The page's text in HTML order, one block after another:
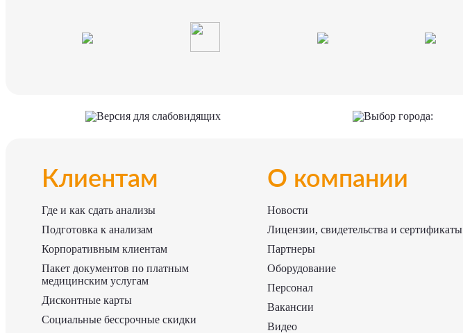
Версия для слабовидящих Выбор города:
Клиентам
Где и как сдать анализы
Подготовка к анализам
Корпоративным клиентам
Пакет документов по платным
медицинским услугам
Дисконтные карты
Социальные бессрочные скидки
О компании
Новости
Лицензии, свидетельства и сертификаты
Партнеры
Оборудование
Персонал
Вакансии
Видео